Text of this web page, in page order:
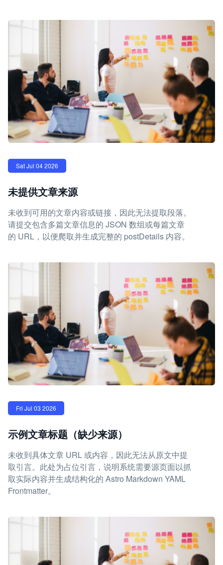
Sat Jul 04 2026
未提供文章来源
未收到可用的文章内容或链接，因此无法提取段落。
请提交包含多篇文章信息的 JSON 数组或每篇文章
的 URL，以便爬取并生成完整的 postDetails 内容。
Fri Jul 03 2026
示例文章标题（缺少来源）
未收到具体文章 URL 或内容，因此无法从原文中提
取引言。此处为占位引言，说明系统需要源页面以抓
取实际内容并生成结构化的 Astro Markdown YAML
Frontmatter。